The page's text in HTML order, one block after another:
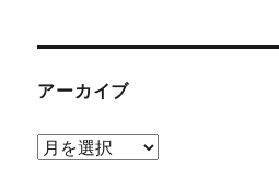
アーカイブ
ア